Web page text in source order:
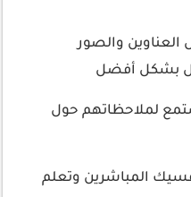
العناوين والصور
بشكل أفضل
لملاحظاتهم حول
المباشرين وتعلم